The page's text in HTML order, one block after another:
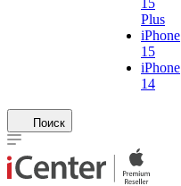
15
Plus
iPhone
15
iPhone
14
Поиск